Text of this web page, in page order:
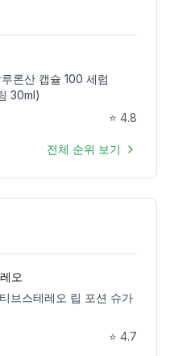
론산 캡슐 100 세럼
30ml)
⭐ 4.8
전체 순위 보기
오
브스테레오 립 포션 슈가
⭐ 4.7